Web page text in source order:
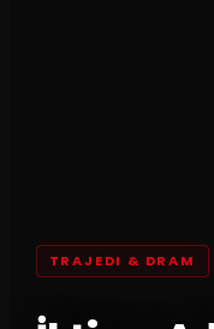
TRAJEDI & DRAM